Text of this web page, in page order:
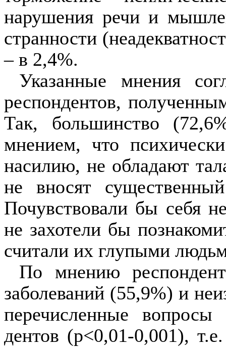
нарушения речи и
странности
– в 2,4%.
Указанные мнения
респондентов,
Так, большинство
мнени­ем, что
насилию, не обладают
не вносят
Почувствовали бы себя
не захотели бы
считали их глупыми
По мнению
заболеваний (55,9%) и
перечисленные
дентов (p<0,01-0,001),